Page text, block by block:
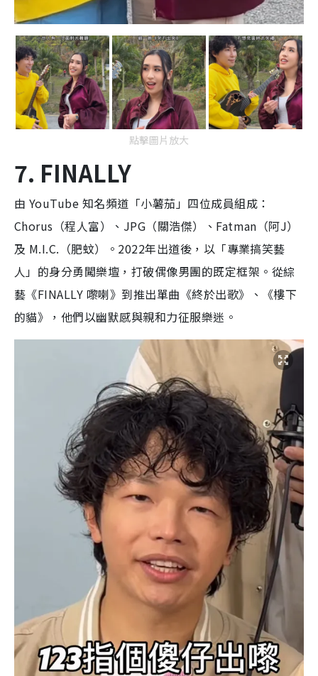
點擊圖片放大
7. FINALLY
由 YouTube 知名頻道「小薯茄」四位成員組成：
Chorus（程人富）、JPG（關浩傑）、Fatman（阿J）
及 M.I.C.（肥蚊）。2022年出道後，以「專業搞笑藝
人」的身分勇闖樂壇，打破偶像男團的既定框架。從綜
藝《FINALLY 嚟喇》到推出單曲《終於出歌》、《樓下
的貓》，他們以幽默感與親和力征服樂迷。